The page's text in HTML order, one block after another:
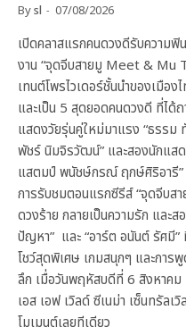
Bysl 07/08/2026
เปิดคลาสแรกคนดวงดีรับความ
งาน “จุดจีบสายมู Meet & Mu
เทนต์โพรไวเดอร์ชั้นนำของเมือ
และเป็น 5 สุดยอดคนดวงดี ที่ได้
แสดงวัยรุ่นคู่ใหม่มาแรง “ธรร
พัชร์ นิมจิรวัฒน์” และสองนักแ
แสตมป์ พนัชษ์กรณ์ ฤกษ์ศิริอารี”
การรับชมตอนแรกซีรีส์ “จุดจีบส
ดวงร้าย กลายเป็นความรัก และ
ปัญหา” และ “อาร์ต อนันต์ รัศมี
โชว์สุดพิเศษ เกมสนุกๆ และการ
ลึก เมื่อวันพฤหัสบดีที่ 6 สิงหาค
เอส เอฟ เวิลด์ ซีเนม่า เซ็นทรัล
โมเมนต์เลยทีเดียว